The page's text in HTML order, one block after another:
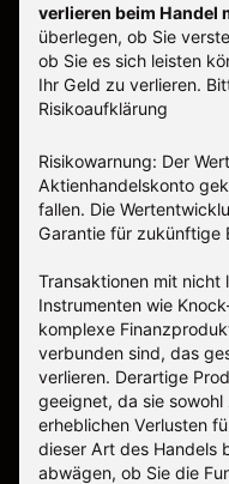
verlieren beim Handel
überlegen, ob Sie
ob Sie es sich leisten
Ihr Geld zu verlieren.
Risikoaufklärung
Risikowarnung: Der
Aktienhandelskonto
fallen. Die
Garantie für zukünftige
Transaktionen mit nicht
Instrumenten wie
komplexe
verbunden sind, das
verlieren. Derartige
geeignet, da sie
erheblichen Verlusten
dieser Art des Handels
abwägen, ob Sie die